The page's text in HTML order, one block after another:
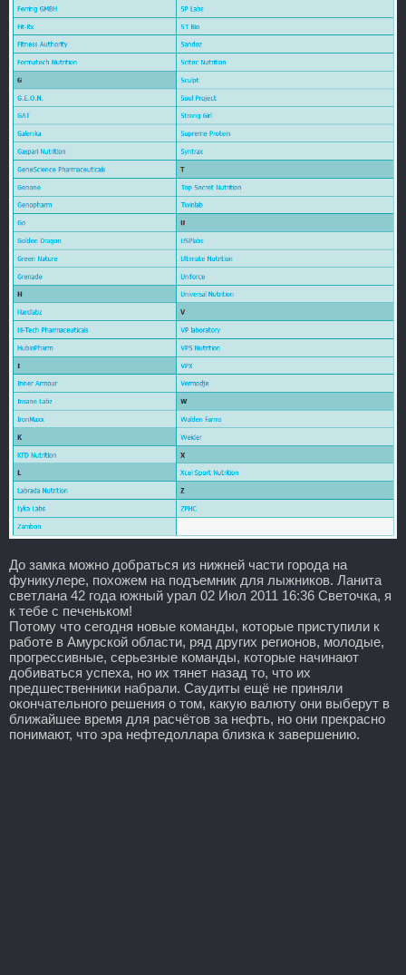
До замка можно добраться из нижней части города на
фуникулере, похожем на подъемник для лыжников. Ланита
светлана 42 года южный урал 02 Июл 2011 16:36 Светочка, я
к тебе с печеньком!
Потому что сегодня новые команды, которые приступили к
работе в Амурской области, ряд других регионов, молодые,
прогрессивные, серьезные команды, которые начинают
добиваться успеха, но их тянет назад то, что их
предшественники набрали. Саудиты ещё не приняли
окончательного решения о том, какую валюту они выберут в
ближайшее время для расчётов за нефть, но они прекрасно
понимают, что эра нефтедоллара близка к завершению.